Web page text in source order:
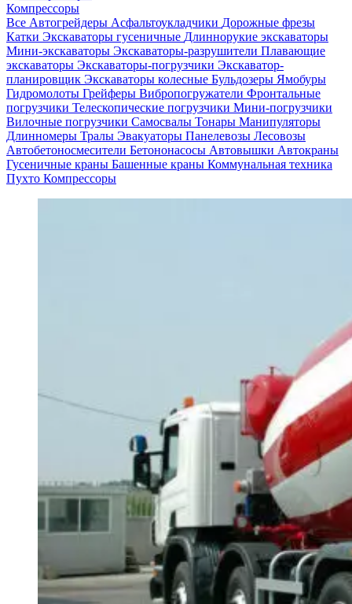
Компрессоры
Все Автогрейдеры Асфальто­укладчики Дорожные фрезы
Катки Экскаваторы гусеничные Длиннорукие экскаваторы
Мини-экскаваторы Экскаваторы-разрушители Плавающие
экскаваторы Экскаваторы-погрузчики Экскаватор-
планировщик Экскаваторы колесные Бульдозеры Ямобуры
Гидромолоты Грейферы Вибро­погружатели Фронтальные
погрузчики Телескопические погрузчики Мини-погрузчики
Вилочные погрузчики Самосвалы Тонары Манипуляторы
Длинномеры Тралы Эвакуаторы Панелевозы Лесовозы
Автобетоно­смесители Бетононасосы Автовышки Автокраны
Гусеничные краны Башенные краны Коммунальная техника
Пухто Компрессоры